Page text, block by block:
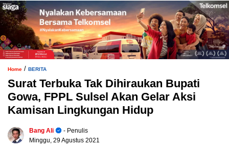
Home / BERITA
Surat Terbuka Tak Dihiraukan Bupati
Gowa, FPPL Sulsel Akan Gelar Aksi
Kamisan Lingkungan Hidup
Bang Ali
- Penulis
Minggu, 29 Agustus 2021